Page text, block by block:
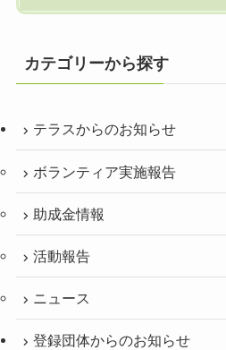
カテゴリーから探す
テラスからのお知らせ
ボランティア実施報告
助成金情報
活動報告
ニュース
登録団体からのお知らせ